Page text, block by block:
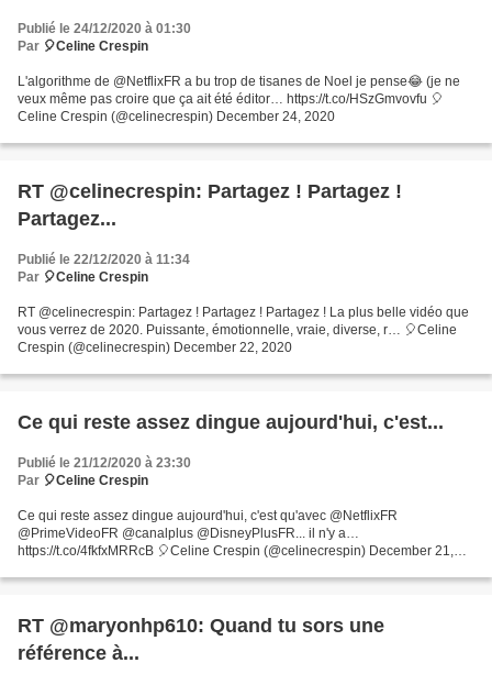
Publié le 24/12/2020 à 01:30
Par 🎈Celine Crespin
L'algorithme de @NetflixFR a bu trop de tisanes de Noel je pense😂 (je ne
veux même pas croire que ça ait été éditor… https://t.co/HSzGmvovfu 🎈
Celine Crespin (@celinecrespin) December 24, 2020
RT @celinecrespin: Partagez ! Partagez !
Partagez...
Publié le 22/12/2020 à 11:34
Par 🎈Celine Crespin
RT @celinecrespin: Partagez ! Partagez ! Partagez ! La plus belle vidéo que
vous verrez de 2020. Puissante, émotionnelle, vraie, diverse, r… 🎈Celine
Crespin (@celinecrespin) December 22, 2020
Ce qui reste assez dingue aujourd'hui, c'est...
Publié le 21/12/2020 à 23:30
Par 🎈Celine Crespin
Ce qui reste assez dingue aujourd'hui, c'est qu'avec @NetflixFR
@PrimeVideoFR @canalplus @DisneyPlusFR... il n'y a…
https://t.co/4fkfxMRRcB 🎈Celine Crespin (@celinecrespin) December 21,
RT @maryonhp610: Quand tu sors une
référence à...